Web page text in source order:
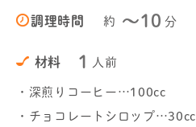
調理時間 約 〜10 分
材料 1 人前
・深煎りコーヒー…100cc
・チョコレートシロップ…30cc